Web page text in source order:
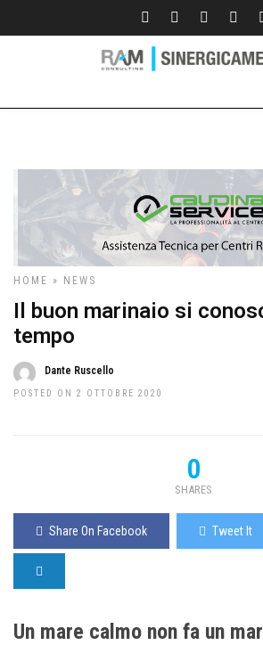
HOME » NEWS
Il buon marinaio si
tempo
Dante Ruscello
POSTED ON 2 OTTOBRE 2020
0
SHARES
Share On Facebook Tweet It
Un mare calmo non fa un